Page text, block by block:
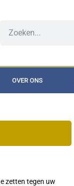
OVER ONS
zetten tegen uw